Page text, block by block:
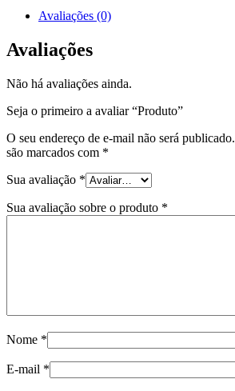
Avaliações (0)
Avaliações
Não há avaliações ainda.
Seja o primeiro a avaliar “Produto”
O seu endereço de e-mail não será publicado.
são marcados com *
Sua avaliação *
Sua avaliação sobre o produto *
Nome *
E-mail *